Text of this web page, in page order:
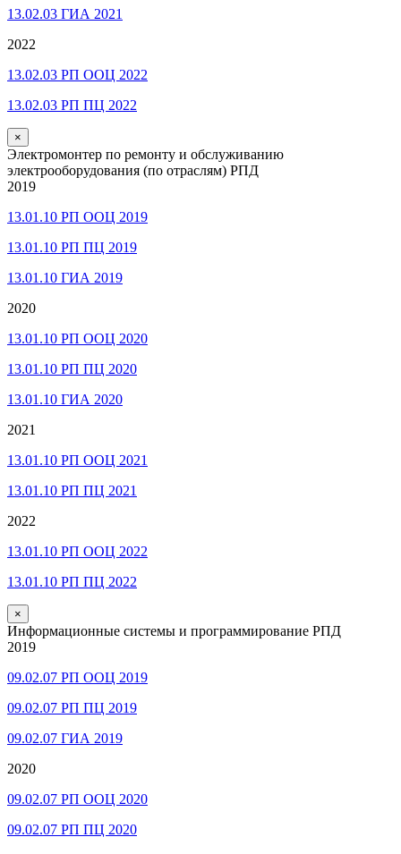
13.02.03 ГИА 2021
2022
13.02.03 РП ООЦ 2022
13.02.03 РП ПЦ 2022
×
Электромонтер по ремонту и обслуживанию
электрооборудования (по отраслям) РПД
2019
13.01.10 РП ООЦ 2019
13.01.10 РП ПЦ 2019
13.01.10 ГИА 2019
2020
13.01.10 РП ООЦ 2020
13.01.10 РП ПЦ 2020
13.01.10 ГИА 2020
2021
13.01.10 РП ООЦ 2021
13.01.10 РП ПЦ 2021
2022
13.01.10 РП ООЦ 2022
13.01.10 РП ПЦ 2022
×
Информационные системы и программирование РПД
2019
09.02.07 РП ООЦ 2019
09.02.07 РП ПЦ 2019
09.02.07 ГИА 2019
2020
09.02.07 РП ООЦ 2020
09.02.07 РП ПЦ 2020